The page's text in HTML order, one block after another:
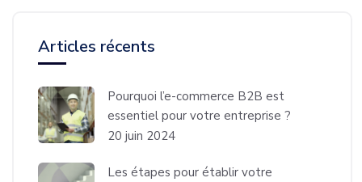
Articles récents
Pourquoi l’e-commerce B2B est
essentiel pour votre entreprise ?
20 juin 2024
Les étapes pour établir votre